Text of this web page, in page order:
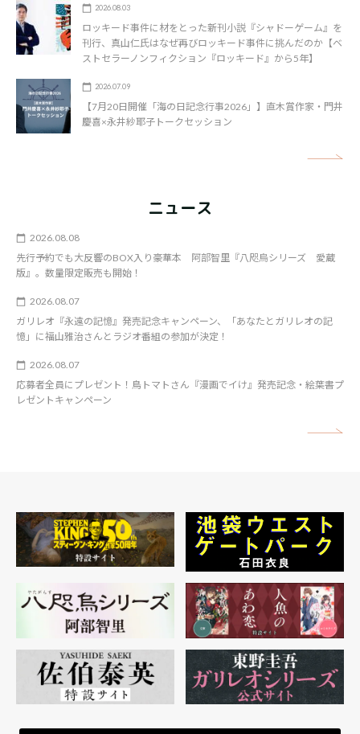
2026.08.03
ロッキード事件に材をとった新刊小説『シャドーゲーム』を
刊行、真山仁氏はなぜ再びロッキード事件に挑んだのか【ベ
ストセラーノンフィクション『ロッキード』から5年】
2026.07.09
【7月20日開催「海の日記念行事2026」】直木賞作家・門井
慶喜×永井紗耶子トークセッション
ニュース
2026.08.08
先行予約でも大反響のBOX入り豪華本 阿部智里『八咫烏シリーズ 愛蔵
版』。数量限定販売も開始！
2026.08.07
ガリレオ『永遠の記憶』発売記念キャンペーン、「あなたとガリレオの記
憶」に福山雅治さんとラジオ番組の参加が決定！
2026.08.07
応募者全員にプレゼント！鳥トマトさん『漫画でイけ』発売記念・絵葉書プ
レゼントキャンペーン